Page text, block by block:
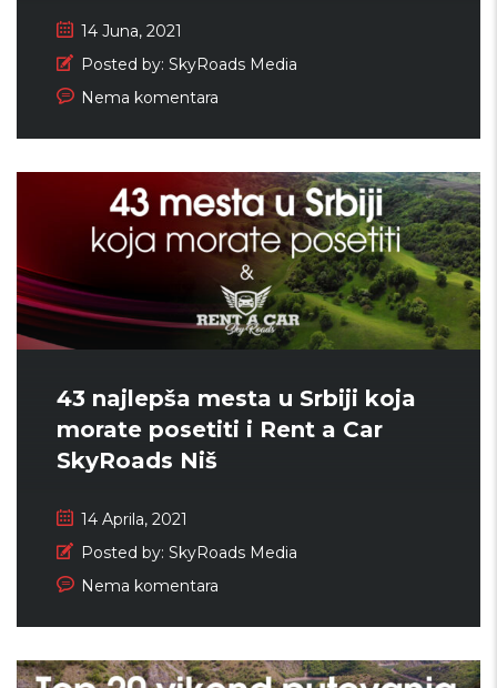
14 Juna, 2021
Posted by: SkyRoads Media
Nema komentara
43 najlepša mesta u Srbiji koja
morate posetiti i Rent a Car
SkyRoads Niš
14 Aprila, 2021
Posted by: SkyRoads Media
Nema komentara